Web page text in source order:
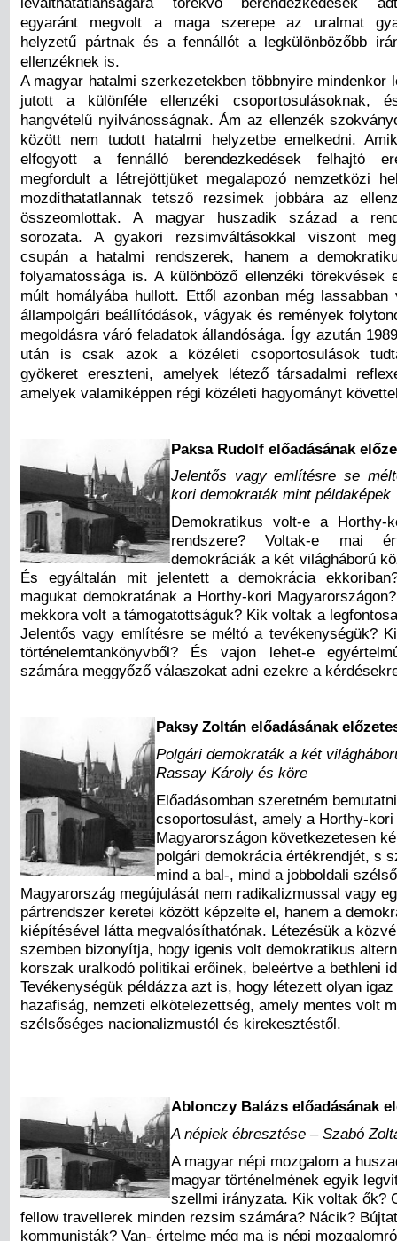
egyaránt megvolt a maga szerepe az uralmat
helyzetű pártnak és a fennállót a legkülönbözőbb
ellenzéknek is.
A magyar hatalmi szerkezetekben többnyire mindenkor
jutott a különféle ellenzéki csoportosulásoknak,
hangvételű nyilvánosságnak. Ám az ellenzék
között nem tudott hatalmi helyzetbe emelkedni.
elfogyott a fennálló berendezkedések felhajtó
megfordult a létrejöttjüket megalapozó nemzetközi
mozdíthatatlannak tetsző rezsimek jobbára az
összeomlottak. A magyar huszadik század a
sorozata. A gyakori rezsimváltásokkal viszont
csupán a hatalmi rendszerek, hanem a
folyamatossága is. A különböző ellenzéki törekvések
múlt homályába hullott. Ettől azonban még
állampolgári beállítódások, vágyak és remények
megoldásra váró feladatok állandósága. Így azután
után is csak azok a közéleti csoportosulások
gyökeret ereszteni, amelyek létező társadalmi
amelyek valamiképpen régi közéleti hagyományt
Paksa Rudolf előadásának
Jelentős vagy említésre se
kori demokraták mint példaképek
Demokratikus volt-e a Horthy-
rendszere? Voltak-e mai
demokráciák a két világháború
És egyáltalán mit jelentett a demokrácia
magukat demokratának a Horthy-kori
mekkora volt a támogatottságuk? Kik voltak a
Jelentős vagy említésre se méltó a tevékenységük?
történelemtankönyvből? És vajon lehet-e
számára meggyőző válaszokat adni ezekre a
Paksy Zoltán előadásának
Polgári demokraták a két
Rassay Károly és köre
Előadásomban szeretném
csoportosulást, amely a Horthy-kori
Magyarországon következetesen
polgári demokrácia értékrendjét, s
mind a bal-, mind a jobboldali
Magyarország megújulását nem radikalizmussal vagy
pártrendszer keretei között képzelte el, hanem a
kiépítésével látta megvalósíthatónak. Létezésük a
szemben bizonyítja, hogy igenis volt demokratikus
korszak uralkodó politikai erőinek, beleértve a bethleni
Tevékenységük példázza azt is, hogy létezett olyan
hazafiság, nemzeti elkötelezettség, amely mentes volt
szélsőséges nacionalizmustól és kirekesztéstől.
Ablonczy Balázs előadásának
A népiek ébresztése – Szabó
A magyar népi mozgalom a
magyar történelmének egyik
szellmi irányzata. Kik voltak ők?
fellow travellerek minden rezsim számára? Nácik?
kommunisták? Van- értelme még ma is népi